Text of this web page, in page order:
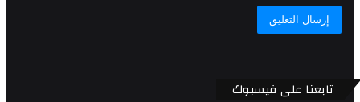
تابعنا على فيسبوك